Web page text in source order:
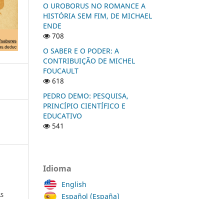
O UROBORUS NO ROMANCE A
HISTÓRIA SEM FIM, DE MICHAEL
ENDE
708
O SABER E O PODER: A
CONTRIBUIÇÃO DE MICHEL
FOUCAULT
618
PEDRO DEMO: PESQUISA,
PRINCÍPIO CIENTÍFICO E
EDUCATIVO
541
Idioma
English
Español (España)